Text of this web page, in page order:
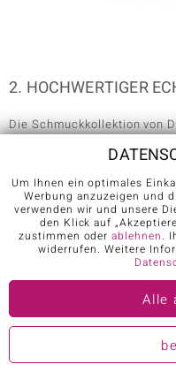
2. HOCHWERTIGER
Die Schmuckkollektion von
atemberaubende
Amethyst-Silberringe,
oder glitzernde
Stück der Kollektion ist ein
welche Kategorie Schmuck
Armband, Amreife,
Designer-schmuckstück
3. DIE KÜNSTLERIN
Bereits im zarten Alter von
Um Ihnen ein optimales
Werbung anzuzeigen und
verwenden wir und unsere
den Klick auf
zustimmen oderablehnen.
widerrufen. Weitere
Alle